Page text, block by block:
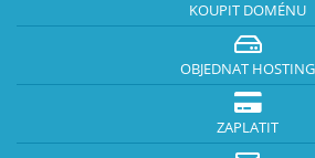
KOUPIT DOMÉNU
OBJEDNAT HOSTING
ZAPLATIT